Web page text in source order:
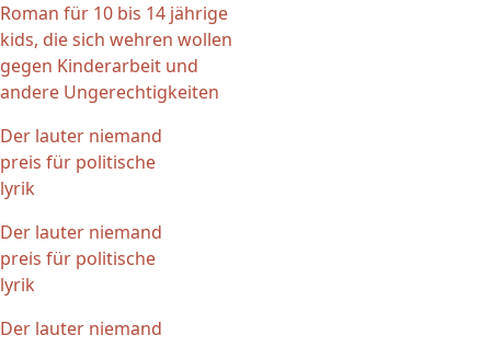
Roman für 10 bis 14 jährige
kids, die sich wehren wollen
gegen Kinderarbeit und
andere Ungerechtigkeiten
Der lauter niemand
preis für politische
lyrik
Der lauter niemand
preis für politische
lyrik
Der lauter niemand